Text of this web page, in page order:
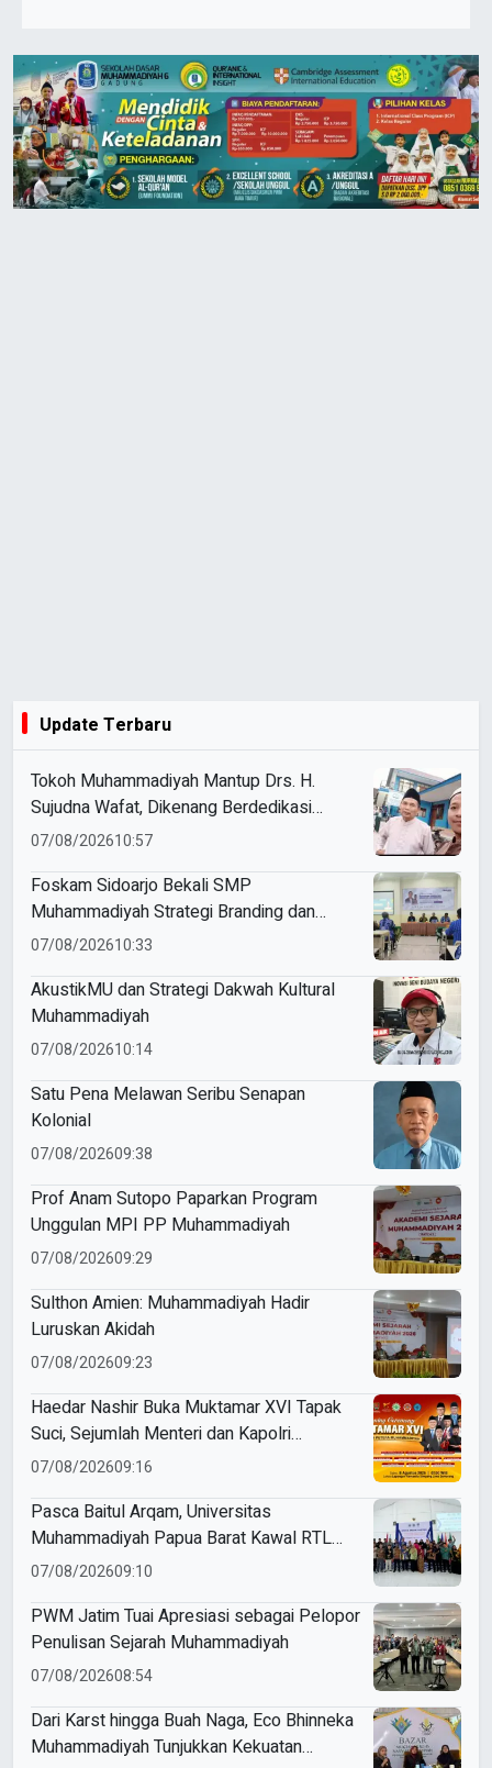
Update Terbaru
Tokoh Muhammadiyah Mantup Drs. H.
Sujudna Wafat, Dikenang Berdedikasi
Kembangkan Dakwah dan Pendidikan
07/08/202610:57
Foskam Sidoarjo Bekali SMP
Muhammadiyah Strategi Branding dan
Marketing Sekolah
07/08/202610:33
AkustikMU dan Strategi Dakwah Kultural
Muhammadiyah
07/08/202610:14
Satu Pena Melawan Seribu Senapan
Kolonial
07/08/202609:38
Prof Anam Sutopo Paparkan Program
Unggulan MPI PP Muhammadiyah
07/08/202609:29
Sulthon Amien: Muhammadiyah Hadir
Luruskan Akidah
07/08/202609:23
Haedar Nashir Buka Muktamar XVI Tapak
Suci, Sejumlah Menteri dan Kapolri
Dijadwalkan Hadir
07/08/202609:16
Pasca Baitul Arqam, Universitas
Muhammadiyah Papua Barat Kawal RTL
Peserta Selama Enam Bulan
07/08/202609:10
PWM Jatim Tuai Apresiasi sebagai Pelopor
Penulisan Sejarah Muhammadiyah
07/08/202608:54
Dari Karst hingga Buah Naga, Eco Bhinneka
Muhammadiyah Tunjukkan Kekuatan